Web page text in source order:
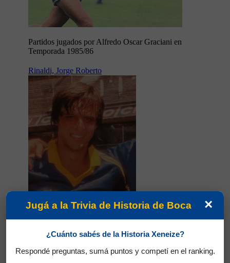
Partidos jugados por Alfredo Oscar Graciani en
Temporada 1985/86
Rinaldi, Jorge Roberto
Temporada 1985/86
×
Jugá a la Trivia de Historia de Boca
¿Cuánto sabés de la Historia Xeneize?
Respondé preguntas, sumá puntos y competí en el ranking.